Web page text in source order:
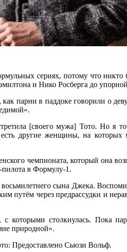
сериях, потому что
и Нико Росберга до
парни в паддоке говорили о
[своего мужа] Тото. Но я
другие женщины, на которых
чемпионата, который она
в Формулу-1.
сына Джека.
путём через предрассудки и
которыми столкнулась. Пока
природной».
Предоставлено Сьюзи Вольф.